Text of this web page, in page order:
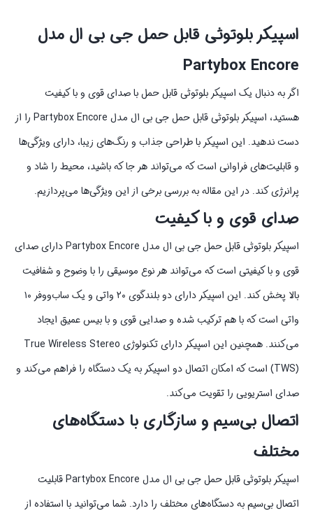
اسپیکر بلوتوثی قابل حمل جی بی ال مدل
Partybox Encore
اگر به دنبال یک اسپیکر بلوتوثی قابل حمل با صدای قوی و با کیفیت
هستید، اسپیکر بلوتوثی قابل حمل جی بی ال مدل Partybox Encore را از
دست ندهید. این اسپیکر با طراحی جذاب و رنگ‌های زیبا، دارای ویژگی‌ها
و قابلیت‌های فراوانی است که می‌تواند هر جا که باشید، محیط را شاد و
پرانرژی کند. در این مقاله به بررسی برخی از این ویژگی‌ها می‌پردازیم.
صدای قوی و با کیفیت
اسپیکر بلوتوثی قابل حمل جی بی ال مدل Partybox Encore دارای صدای
قوی و با کیفیتی است که می‌تواند هر نوع موسیقی را با وضوح و شفافیت
بالا پخش کند. این اسپیکر دارای دو بلندگوی ۲۰ واتی و یک ساب‌ووفر ۱۰
واتی است که با هم ترکیب شده و صدایی قوی و با بیس عمیق ایجاد
می‌کنند. همچنین این اسپیکر دارای تکنولوژی True Wireless Stereo
(TWS) است که امکان اتصال دو اسپیکر به یک دستگاه را فراهم می‌کند و
صدای استریویی را تقویت می‌کند.
اتصال بی‌سیم و سازگاری با دستگاه‌های
مختلف
اسپیکر بلوتوثی قابل حمل جی بی ال مدل Partybox Encore قابلیت
اتصال بی‌سیم به دستگاه‌های مختلف را دارد. شما می‌توانید با استفاده از